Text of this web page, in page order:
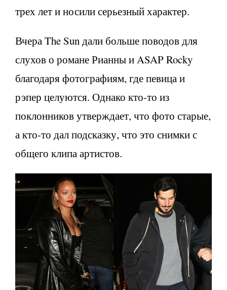
трех лет и носили серьезный характер.
Вчера The Sun дали больше поводов для
слухов о романе Рианны и ASAP Rocky
благодаря фотографиям, где певица и
рэпер целуются. Однако кто-то из
поклонников утверждает, что фото старые,
а кто-то дал подсказку, что это снимки с
общего клипа артистов.